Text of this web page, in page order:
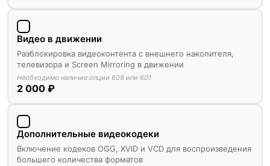
Видео в движении
Разблокировка видеоконтента с внешнего накопителя,
телевизора и Screen Mirroring в движении
Необходимо наличие опции 609 или 601
2 000 ₽
Дополнительные видеокодеки
Включение кодеков OGG, XVID и VCD для воспроизведения
большего количества форматов